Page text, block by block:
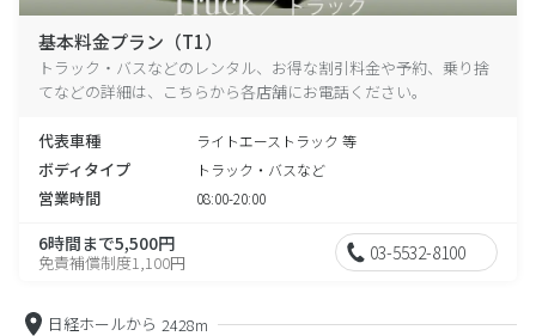
基本料金プラン（T1）
トラック・バスなどのレンタル、お得な割引料金や予約、乗り捨
てなどの詳細は、こちらから各店舗にお電話ください。
代表車種 ライトエーストラック 等
ボディタイプ トラック・バスなど
営業時間 08:00-20:00
6時間まで5,500円
免責補償制度1,100円 03-5532-8100
日経ホールから 2428m